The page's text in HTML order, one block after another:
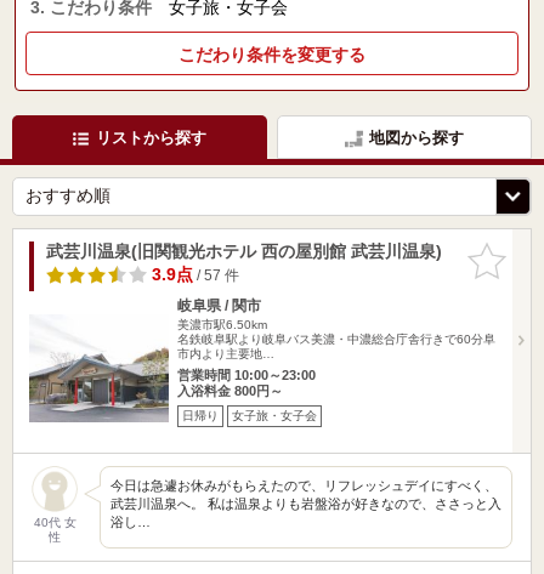
3. こだわり条件 女子旅・女子会
こだわり条件を変更する
リストから探す 地図から探す
お気に入
りに追加
武芸川温泉(旧関観光ホテル 西の屋別館 武芸川温泉)
3.9点/ 57 件
岐阜県 / 関市
美濃市駅6.50km
名鉄岐阜駅より岐阜バス美濃・中濃総合庁舎行きで60分阜
市内より主要地…
営業時間 10:00～23:00
入浴料金 800円～
日帰り 女子旅・女子会
40代 女
性
今日は急遽お休みがもらえたので、リフレッシュデイにすべく、
武芸川温泉へ。 私は温泉よりも岩盤浴が好きなので、ささっと入
浴し…